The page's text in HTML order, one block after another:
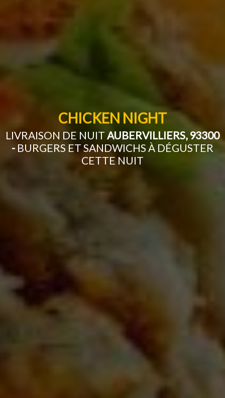
CHICKEN NIGHT
LIVRAISON DE NUIT AUBERVILLIERS, 93300
- BURGERS ET SANDWICHS À DÉGUSTER
CETTE NUIT